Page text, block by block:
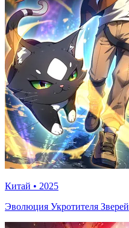
Китай • 2025
Эволюция Укротителя Зверей